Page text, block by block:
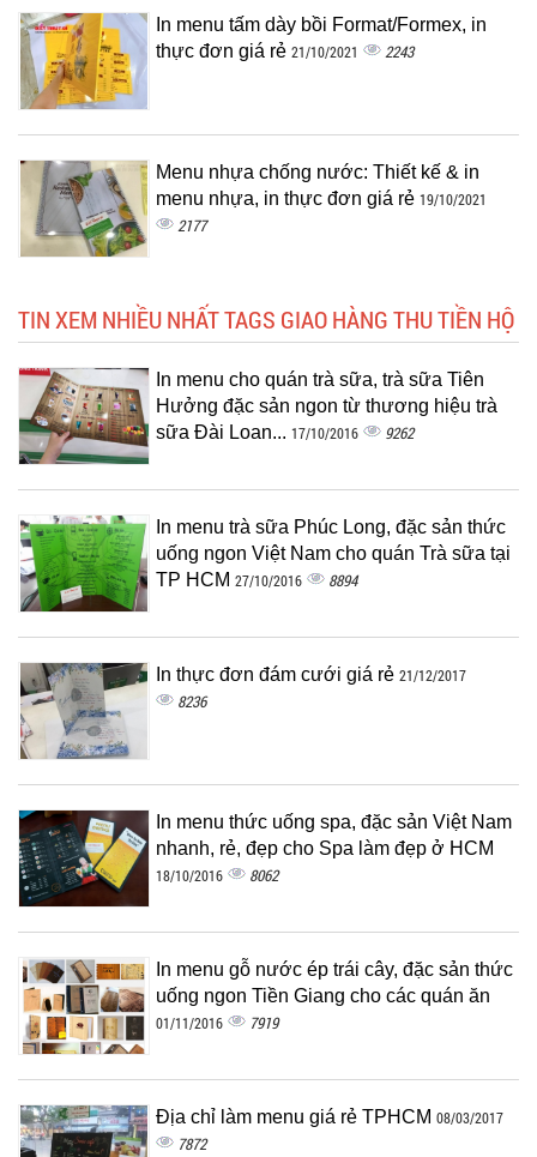
In menu tấm dày bồi Format/Formex, in
thực đơn giá rẻ 21/10/2021 2243
Menu nhựa chống nước: Thiết kế & in
menu nhựa, in thực đơn giá rẻ 19/10/2021
2177
TIN XEM NHIỀU NHẤT TAGS GIAO HÀNG THU TIỀN HỘ
In menu cho quán trà sữa, trà sữa Tiên
Hưởng đặc sản ngon từ thương hiệu trà
sữa Đài Loan... 17/10/2016 9262
In menu trà sữa Phúc Long, đặc sản thức
uống ngon Việt Nam cho quán Trà sữa tại
TP HCM 27/10/2016 8894
In thực đơn đám cưới giá rẻ 21/12/2017
8236
In menu thức uống spa, đặc sản Việt Nam
nhanh, rẻ, đẹp cho Spa làm đẹp ở HCM
18/10/2016 8062
In menu gỗ nước ép trái cây, đặc sản thức
uống ngon Tiền Giang cho các quán ăn
01/11/2016 7919
Địa chỉ làm menu giá rẻ TPHCM 08/03/2017
7872